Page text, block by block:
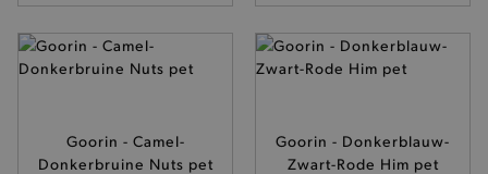
Goorin - Camel-
Donkerbruine Nuts pet
Goorin - Donkerblauw-
Zwart-Rode Him pet